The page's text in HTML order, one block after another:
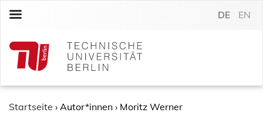
c
DE EN
Startseite › Autor*innen › Moritz Werner